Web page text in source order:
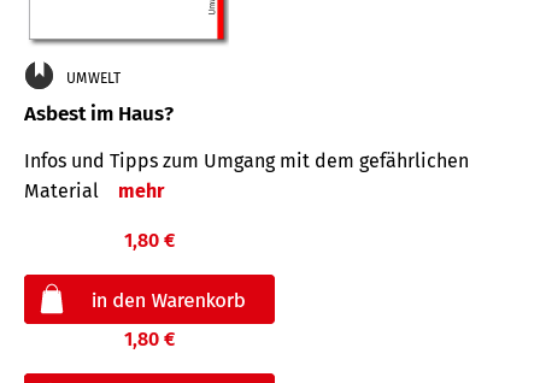
UMWELT
Asbest im Haus?
Infos und Tipps zum Um­gang mit dem ge­fähr­lichen
Mate­rial
mehr
1,80 €
1,80 €